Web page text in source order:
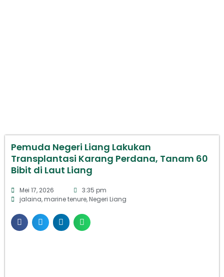
Pemuda Negeri Liang Lakukan
Transplantasi Karang Perdana, Tanam 60
Bibit di Laut Liang
Mei 17, 2026
3:35 pm
jalaina,marine tenure,Negeri Liang